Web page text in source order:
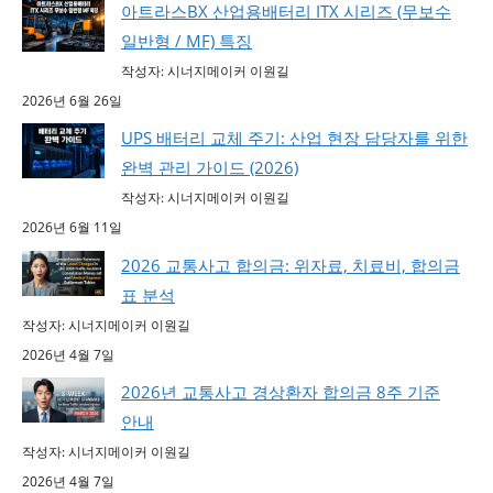
아트라스BX 산업용배터리 ITX 시리즈 (무보수
일반형 / MF) 특징
작성자: 시너지메이커 이원길
2026년 6월 26일
UPS 배터리 교체 주기: 산업 현장 담당자를 위한
완벽 관리 가이드 (2026)
작성자: 시너지메이커 이원길
2026년 6월 11일
2026 교통사고 합의금: 위자료, 치료비, 합의금
표 분석
작성자: 시너지메이커 이원길
2026년 4월 7일
2026년 교통사고 경상환자 합의금 8주 기준
안내
작성자: 시너지메이커 이원길
2026년 4월 7일